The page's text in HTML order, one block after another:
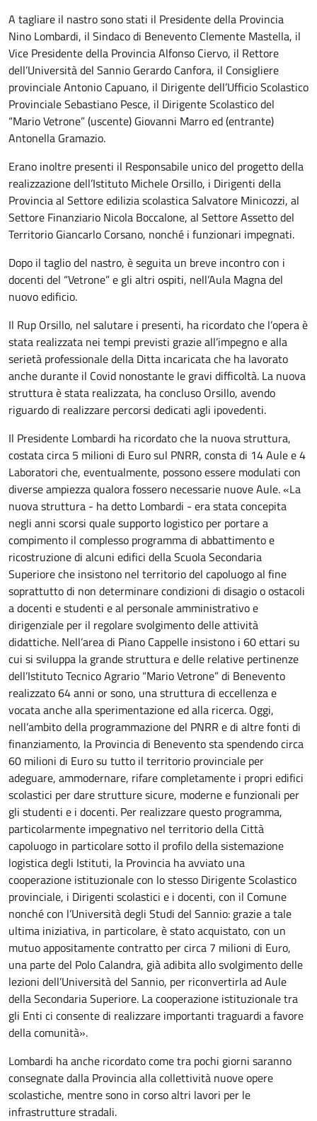
A tagliare il nastro sono stati il Presidente della Provincia
Nino Lombardi, il Sindaco di Benevento Clemente Mastella, il
Vice Presidente della Provincia Alfonso Ciervo, il Rettore
dell’Università del Sannio Gerardo Canfora, il Consigliere
provinciale Antonio Capuano, il Dirigente dell’Ufficio Scolastico
Provinciale Sebastiano Pesce, il Dirigente Scolastico del
“Mario Vetrone” (uscente) Giovanni Marro ed (entrante)
Antonella Gramazio.
Erano inoltre presenti il Responsabile unico del progetto della
realizzazione dell’Istituto Michele Orsillo, i Dirigenti della
Provincia al Settore edilizia scolastica Salvatore Minicozzi, al
Settore Finanziario Nicola Boccalone, al Settore Assetto del
Territorio Giancarlo Corsano, nonché i funzionari impegnati.
Dopo il taglio del nastro, è seguita un breve incontro con i
docenti del “Vetrone” e gli altri ospiti, nell’Aula Magna del
nuovo edificio.
Il Rup Orsillo, nel salutare i presenti, ha ricordato che l’opera è
stata realizzata nei tempi previsti grazie all’impegno e alla
serietà professionale della Ditta incaricata che ha lavorato
anche durante il Covid nonostante le gravi difficoltà. La nuova
struttura è stata realizzata, ha concluso Orsillo, avendo
riguardo di realizzare percorsi dedicati agli ipovedenti.
Il Presidente Lombardi ha ricordato che la nuova struttura,
costata circa 5 milioni di Euro sul PNRR, consta di 14 Aule e 4
Laboratori che, eventualmente, possono essere modulati con
diverse ampiezza qualora fossero necessarie nuove Aule. «La
nuova struttura - ha detto Lombardi - era stata concepita
negli anni scorsi quale supporto logistico per portare a
compimento il complesso programma di abbattimento e
ricostruzione di alcuni edifici della Scuola Secondaria
Superiore che insistono nel territorio del capoluogo al fine
soprattutto di non determinare condizioni di disagio o ostacoli
a docenti e studenti e al personale amministrativo e
dirigenziale per il regolare svolgimento delle attività
didattiche. Nell’area di Piano Cappelle insistono i 60 ettari su
cui si sviluppa la grande struttura e delle relative pertinenze
dell’Istituto Tecnico Agrario “Mario Vetrone” di Benevento
realizzato 64 anni or sono, una struttura di eccellenza e
vocata anche alla sperimentazione ed alla ricerca. Oggi,
nell’ambito della programmazione del PNRR e di altre fonti di
finanziamento, la Provincia di Benevento sta spendendo circa
60 milioni di Euro su tutto il territorio provinciale per
adeguare, ammodernare, rifare completamente i propri edifici
scolastici per dare strutture sicure, moderne e funzionali per
gli studenti e i docenti. Per realizzare questo programma,
particolarmente impegnativo nel territorio della Città
capoluogo in particolare sotto il profilo della sistemazione
logistica degli Istituti, la Provincia ha avviato una
cooperazione istituzionale con lo stesso Dirigente Scolastico
provinciale, i Dirigenti scolastici e i docenti, con il Comune
nonché con l’Università degli Studi del Sannio: grazie a tale
ultima iniziativa, in particolare, è stato acquistato, con un
mutuo appositamente contratto per circa 7 milioni di Euro,
una parte del Polo Calandra, già adibita allo svolgimento delle
lezioni dell’Università del Sannio, per riconvertirla ad Aule
della Secondaria Superiore. La cooperazione istituzionale tra
gli Enti ci consente di realizzare importanti traguardi a favore
della comunità».
Lombardi ha anche ricordato come tra pochi giorni saranno
consegnate dalla Provincia alla collettività nuove opere
scolastiche, mentre sono in corso altri lavori per le
infrastrutture stradali.